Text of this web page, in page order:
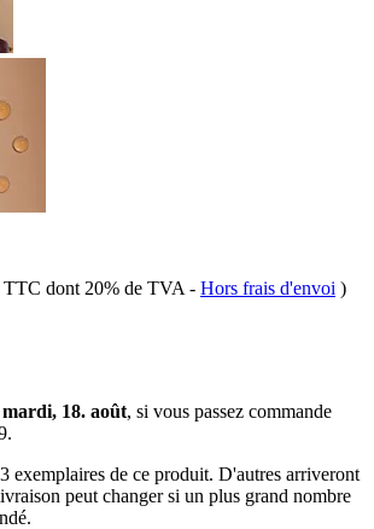
TTC dont 20% de TVA - Hors frais d'envoi )
18. août, si vous passez commande
.
exemplaires de ce produit. D'autres arriveront
peut changer si un plus grand nombre